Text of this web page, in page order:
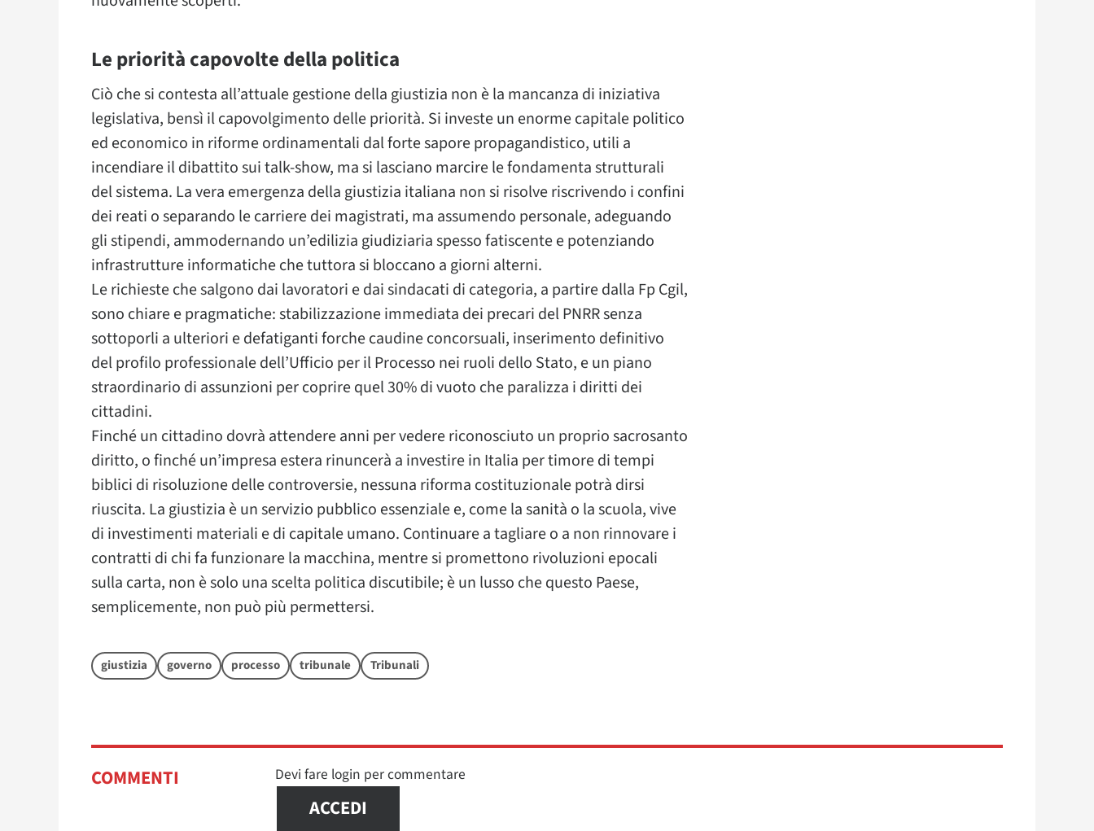
Le priorità capovolte della politica
Ciò che si contesta all’attuale gestione della giustizia non è la mancanza di iniziativa
legislativa, bensì il capovolgimento delle priorità. Si investe un enorme capitale politico
ed economico in riforme ordinamentali dal forte sapore propagandistico, utili a
incendiare il dibattito sui talk-show, ma si lasciano marcire le fondamenta strutturali
del sistema. La vera emergenza della giustizia italiana non si risolve riscrivendo i confini
dei reati o separando le carriere dei magistrati, ma assumendo personale, adeguando
gli stipendi, ammodernando un’edilizia giudiziaria spesso fatiscente e potenziando
infrastrutture informatiche che tuttora si bloccano a giorni alterni.
Le richieste che salgono dai lavoratori e dai sindacati di categoria, a partire dalla Fp Cgil,
sono chiare e pragmatiche: stabilizzazione immediata dei precari del PNRR senza
sottoporli a ulteriori e defatiganti forche caudine concorsuali, inserimento definitivo
del profilo professionale dell’Ufficio per il Processo nei ruoli dello Stato, e un piano
straordinario di assunzioni per coprire quel 30% di vuoto che paralizza i diritti dei
cittadini.
Finché un cittadino dovrà attendere anni per vedere riconosciuto un proprio sacrosanto
diritto, o finché un’impresa estera rinuncerà a investire in Italia per timore di tempi
biblici di risoluzione delle controversie, nessuna riforma costituzionale potrà dirsi
riuscita. La giustizia è un servizio pubblico essenziale e, come la sanità o la scuola, vive
di investimenti materiali e di capitale umano. Continuare a tagliare o a non rinnovare i
contratti di chi fa funzionare la macchina, mentre si promettono rivoluzioni epocali
sulla carta, non è solo una scelta politica discutibile; è un lusso che questo Paese,
semplicemente, non può più permettersi.
giustizia governo processo tribunale Tribunali
COMMENTI Devi fare login per commentare
ACCEDI